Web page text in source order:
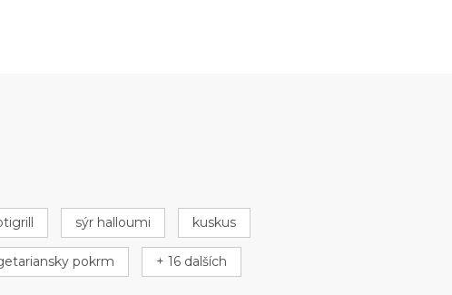
sýr halloumi kuskus
pokrm + 16 dalších